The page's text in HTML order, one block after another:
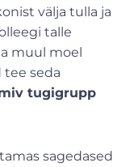
välja tulla ja
talle
muul moel
seda
tugigrupp
sagedased